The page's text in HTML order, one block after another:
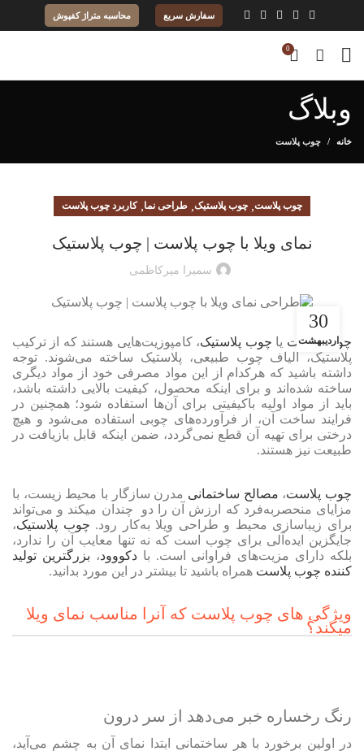
سفارش سریع محاسبه متراژ کفپوش
0
وبلاگ
خانه چوب پلاست
چوب پلاست, چوب پلاستیک, طراحی نما,کاربرد چوب پلاست
نمای ویلا با چوب پلاست | چوب پلاستیک
سمیرا میرکاظمی
30
اردیبهشت
چوب پلاست یا چوب پلاستیک، کامپوزیت‌هایی هستند که از ترکیب
پلاستیک، الیاف چوب طبیعی، پلاستیک ساخته می‌شوند. توجه
داشته باشید که هرکدام از این مواد مصرفی خود از مواد دیگری
ساخته شده‌اند و برای اینکه محصول، کیفیت بالایی داشته باشد،
باید از مواد اولیه باکیفیتی برای آن‌ها استفاده شود؛ همچنین در
فرایند ساخت آن، از فرآورده‌های چوبی استفاده می‌شود و هیچ
درختی برای تهیه‌ آن قطع نمی‌گردد، ضمن اینکه قابل بازیافت در
طبیعت نیز هستند.
چوب پلاست، مصالح ساختمانی مدرن سازگار با محیط زیست، با
مزایای منحصربه‌فرد که ارزش آن را دو چندان میکند و می‌تواند
برای زیباسازی محیط و طراحی ویلا به‌کار رود. چوب پلاستیک،
جایگزین ایده‌آلی برای چوب است که نه تنها معایب آن را ندارد،
بلکه دارای مزیت‌های فراوانی است. بادکووود، بزرگترین تولید
کننده چوب پلاست همراه باشید تا بیشتر در این مورد بدانید.
ویژگی های چوب پلاست که آنرا مناسب نمای ویلا
میکند؟
رنگ رخساره خبر می‌دهد از سر درون
در اولین برخورد با هر ساختمانی ابتدا نمای آن به چشم می‌آید،